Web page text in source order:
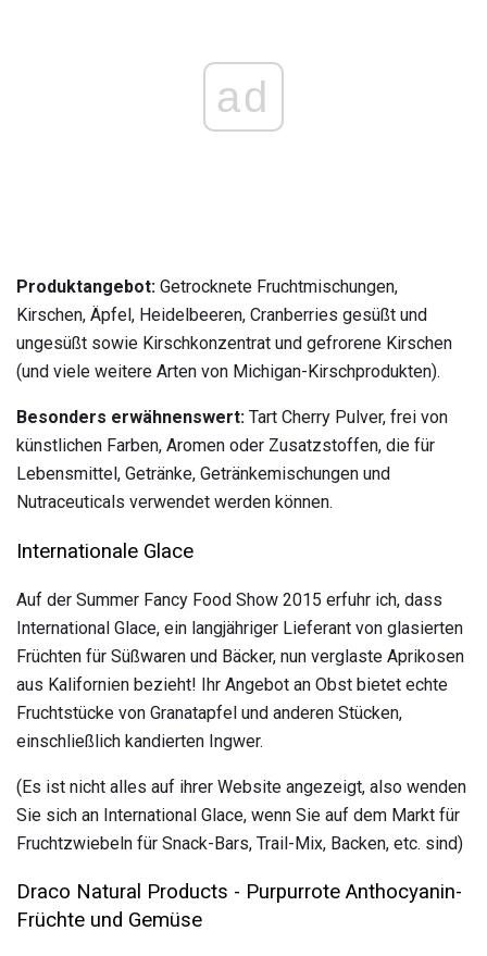
ad
Produktangebot: Getrocknete Fruchtmischungen,
Kirschen, Äpfel, Heidelbeeren, Cranberries gesüßt und
ungesüßt sowie Kirschkonzentrat und gefrorene Kirschen
(und viele weitere Arten von Michigan-Kirschprodukten).
Besonders erwähnenswert: Tart Cherry Pulver, frei von
künstlichen Farben, Aromen oder Zusatzstoffen, die für
Lebensmittel, Getränke, Getränkemischungen und
Nutraceuticals verwendet werden können.
Internationale Glace
Auf der Summer Fancy Food Show 2015 erfuhr ich, dass
International Glace, ein langjähriger Lieferant von glasierten
Früchten für Süßwaren und Bäcker, nun verglaste Aprikosen
aus Kalifornien bezieht! Ihr Angebot an Obst bietet echte
Fruchtstücke von Granatapfel und anderen Stücken,
einschließlich kandierten Ingwer.
(Es ist nicht alles auf ihrer Website angezeigt, also wenden
Sie sich an International Glace, wenn Sie auf dem Markt für
Fruchtzwiebeln für Snack-Bars, Trail-Mix, Backen, etc. sind)
Draco Natural Products - Purpurrote Anthocyanin-
Früchte und Gemüse